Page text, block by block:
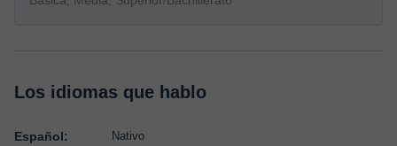
Los idiomas que hablo
Español: Nativo